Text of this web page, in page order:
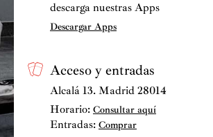
descarga nuestras Apps
Descargar Apps
Acceso y entradas
Alcalá 13. Madrid 28014
Horario: Consultar aquí
Entradas: Comprar